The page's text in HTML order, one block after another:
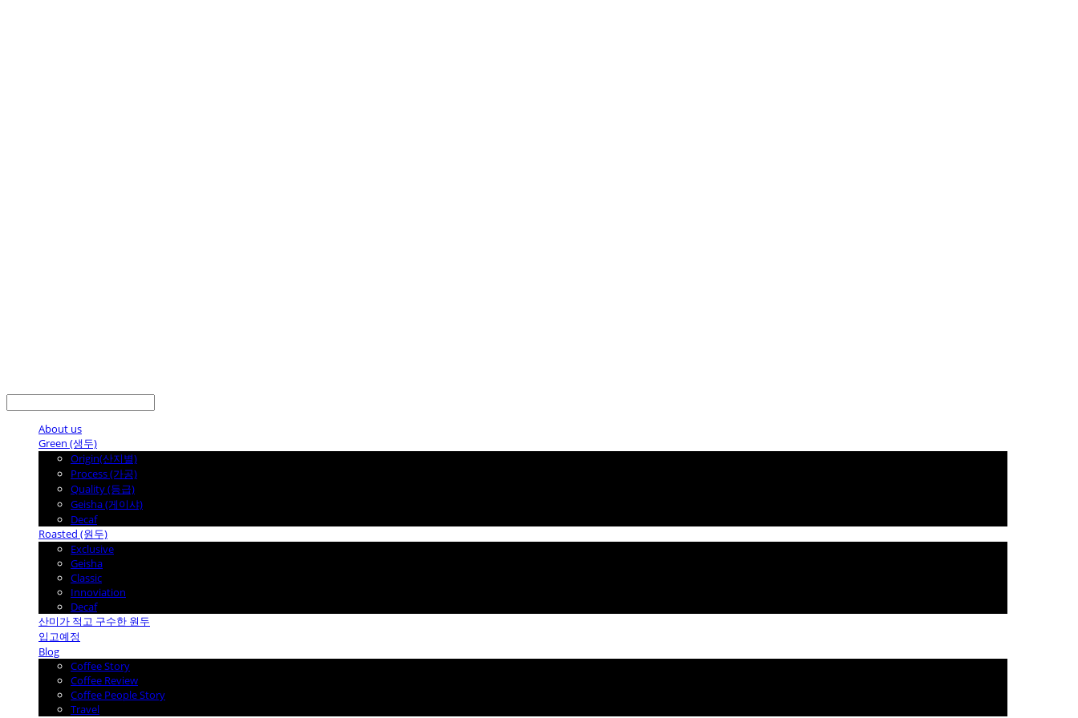
About us
Green (생두)
Origin(산지별)
Process (가공)
Quality (등급)
Geisha (게이샤)
Decaf
Roasted (원두)
Exclusive
Geisha
Classic
Innoviation
Decaf
산미가 적고 구수한 원두
입고예정
Blog
Coffee Story
Coffee Review
Coffee People Story
Travel